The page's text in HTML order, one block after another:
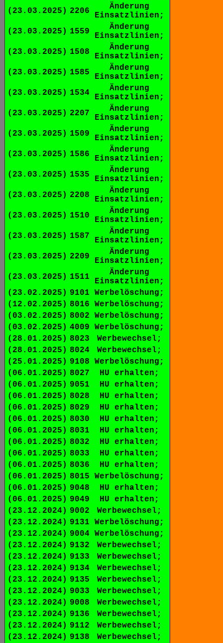
(23.03.2025) 2206
Änderung
Einsatzlinien;
(23.03.2025) 1559
Änderung
Einsatzlinien;
(23.03.2025) 1508
Änderung
Einsatzlinien;
(23.03.2025) 1585
Änderung
Einsatzlinien;
(23.03.2025) 1534
Änderung
Einsatzlinien;
(23.03.2025) 2207
Änderung
Einsatzlinien;
(23.03.2025) 1509
Änderung
Einsatzlinien;
(23.03.2025) 1586
Änderung
Einsatzlinien;
(23.03.2025) 1535
Änderung
Einsatzlinien;
(23.03.2025) 2208
Änderung
Einsatzlinien;
(23.03.2025) 1510
Änderung
Einsatzlinien;
(23.03.2025) 1587
Änderung
Einsatzlinien;
(23.03.2025) 2209
Änderung
Einsatzlinien;
(23.03.2025) 1511
Änderung
Einsatzlinien;
(23.02.2025) 9101
Werbelöschung;
(12.02.2025) 8016
Werbelöschung;
(03.02.2025) 8002
Werbelöschung;
(03.02.2025) 4009
Werbelöschung;
(28.01.2025) 8023
Werbewechsel;
(28.01.2025) 8024
Werbewechsel;
(25.01.2025) 9108
Werbelöschung;
(06.01.2025) 8027
HU erhalten;
(06.01.2025) 9051
HU erhalten;
(06.01.2025) 8028
HU erhalten;
(06.01.2025) 8029
HU erhalten;
(06.01.2025) 8030
HU erhalten;
(06.01.2025) 8031
HU erhalten;
(06.01.2025) 8032
HU erhalten;
(06.01.2025) 8033
HU erhalten;
(06.01.2025) 8036
HU erhalten;
(06.01.2025) 8015
Werbelöschung;
(06.01.2025) 9048
HU erhalten;
(06.01.2025) 9049
HU erhalten;
(23.12.2024) 9002
Werbewechsel;
(23.12.2024) 9131
Werbelöschung;
(23.12.2024) 9004 Werbelöschung;
(23.12.2024) 9132
Werbewechsel;
(23.12.2024) 9133
Werbewechsel;
(23.12.2024) 9134
Werbewechsel;
(23.12.2024) 9135
Werbewechsel;
(23.12.2024) 9033
Werbewechsel;
(23.12.2024) 9008
Werbewechsel;
(23.12.2024) 9136
Werbewechsel;
(23.12.2024) 9112
Werbewechsel;
(23.12.2024) 9138
Werbewechsel;